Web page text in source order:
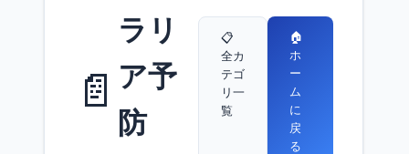
📄
ラリ
ア予
防
📋
全カ
テゴ
リ一
覧
🏠
ホ
ー
ム
に
戻
る